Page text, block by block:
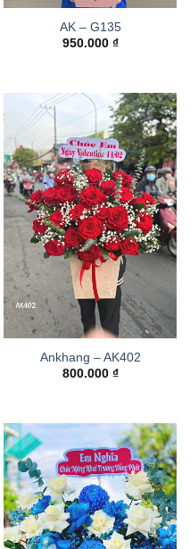
AK – G135
950.000 ₫
Ankhang – AK402
800.000 ₫